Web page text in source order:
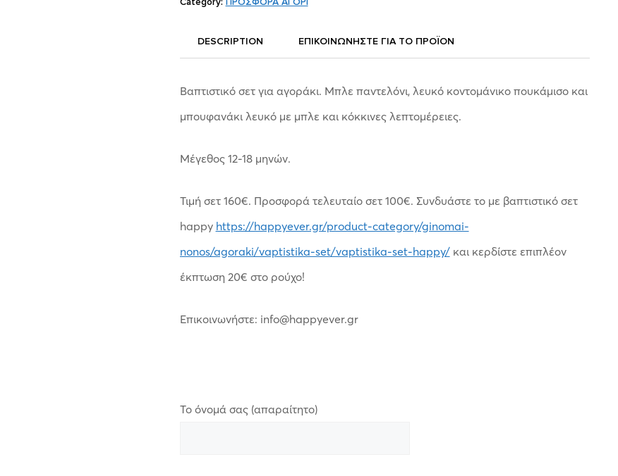
DESCRIPTION ΕΠΙΚΟΙΝΩΝΗΣΤΕ ΓΙΑ ΤΟ ΠΡΟΪOΝ
Βαπτιστικό σετ για αγοράκι. Μπλε παντελόνι, λευκό κοντομάνικο πουκάμισο και
μπουφανάκι λευκό με μπλε και κόκκινες λεπτομέρειες.
Μέγεθος 12-18 μηνών.
Τιμή σετ 160€. Προσφορά τελευταίο σετ 100€. Συνδυάστε το με βαπτιστικό σετ
happy https://happyever.gr/product-category/ginomai-
nonos/agoraki/vaptistika-set/vaptistika-set-happy/και κερδίστε επιπλέον
έκπτωση 20€ στο ρούχο!
Επικοινωνήστε: info@happyever.gr
Το όνομά σας (απαραίτητο)